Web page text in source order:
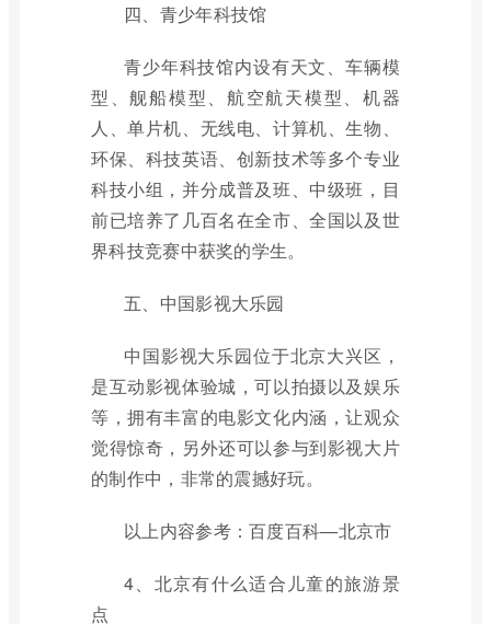
四、青少年科技馆
青少年科技馆内设有天文、车辆模
型、舰船模型、航空航天模型、机器
人、单片机、无线电、计算机、生物、
环保、科技英语、创新技术等多个专业
科技小组，并分成普及班、中级班，目
前已培养了几百名在全市、全国以及世
界科技竞赛中获奖的学生。
五、中国影视大乐园
中国影视大乐园位于北京大兴区，
是互动影视体验城，可以拍摄以及娱乐
等，拥有丰富的电影文化内涵，让观众
觉得惊奇，另外还可以参与到影视大片
的制作中，非常的震撼好玩。
以上内容参考：百度百科—北京市
4、北京有什么适合儿童的旅游景
点